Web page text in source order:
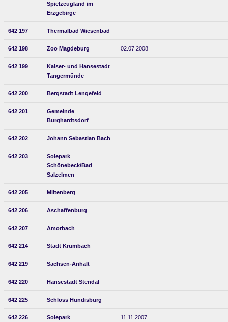
Spielzeugland im
Erzgebirge
642 197 Thermalbad Wiesenbad
642 198 Zoo Magdeburg 02.07.2008
642 199
Kaiser- und Hansestadt
Tangermünde
642 200 Bergstadt Lengefeld
642 201
Gemeinde
Burghardtsdorf
642 202 Johann Sebastian Bach
642 203
Solepark
Schönebeck/Bad
Salzelmen
642 205 Miltenberg
642 206 Aschaffenburg
642 207 Amorbach
642 214 Stadt Krumbach
642 219 Sachsen-Anhalt
642 220 Hansestadt Stendal
642 225 Schloss Hundisburg
642 226
Solepark
11.11.2007